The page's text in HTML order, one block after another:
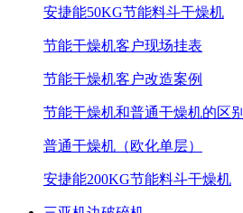
安捷能50KG节能料斗干燥机
节能干燥机客户现场挂表
节能干燥机客户改造案例
节能干燥机和普通干燥机的区别
普通干燥机（欧化单层）
安捷能200KG节能料斗干燥机